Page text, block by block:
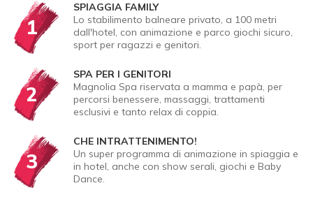
1
SPIAGGIA FAMILY
Lo stabilimento balneare privato, a 100 metri
dall'hotel, con animazione e parco giochi sicuro,
sport per ragazzi e genitori.
2
SPA PER I GENITORI
Magnolia Spa riservata a mamma e papà, per
percorsi benessere, massaggi, trattamenti
esclusivi e tanto relax di coppia.
3
CHE INTRATTENIMENTO!
Un super programma di animazione in spiaggia e
in hotel, anche con show serali, giochi e Baby
Dance.